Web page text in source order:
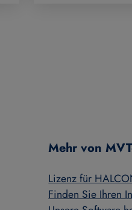
Mehr von
Lizenz für
Finden Sie Ihren